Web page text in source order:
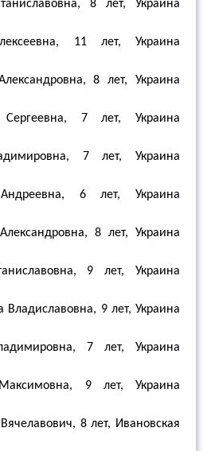
8 лет, Украина
11 лет, Украина
8 лет, Украина
7 лет, Украина
7 лет, Украина
6 лет, Украина
8 лет, Украина
9 лет, Украина
Владиславовна, 9 лет, Украина
7 лет, Украина
9 лет, Украина
8 лет, Ивановская